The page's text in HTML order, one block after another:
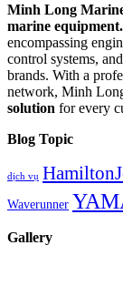
Minh Long Marine
marine equipment.
encompassing
control systems,
brands. With a
network, Minh
solution for every
Blog Topic
dịch vụ
Waverunner
Gallery